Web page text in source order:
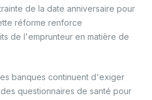
de la date anniversaire pour
réforme renforce
de l'emprunteur en matière de
banques continuent d'exiger
questionnaires de santé pour